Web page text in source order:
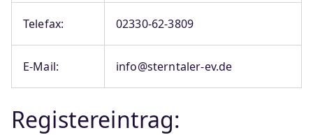
Telefax: 02330-62-3809
E-Mail: info@sterntaler-ev.de
Registereintrag: